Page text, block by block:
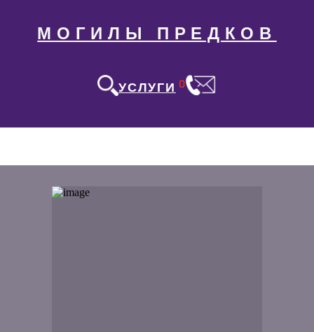
МОГИЛЫ ПРЕДКОВ
УСЛУГИ 0